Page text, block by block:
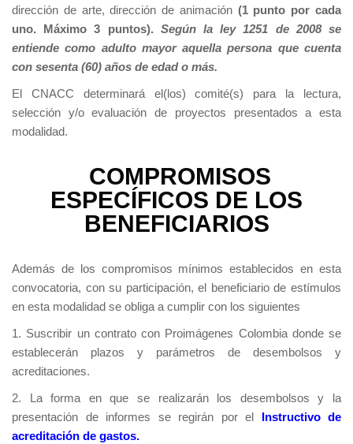
dirección de arte, dirección de animación(1 punto por cada
uno. Máximo 3 puntos). Según la ley 1251 de 2008 se
entiende como adulto mayor aquella persona que cuenta
con sesenta (60) años de edad o más.
El CNACC determinará el(los) comité(s) para la lectura,
selección y/o evaluación de proyectos presentados a esta
modalidad.
COMPROMISOS
ESPECÍFICOS DE LOS
BENEFICIARIOS
Además de los compromisos mínimos establecidos en esta
convocatoria, con su participación, el beneficiario de estímulos
en esta modalidad se obliga a cumplir con los siguientes
1. Suscribir un contrato con Proimágenes Colombia donde se
establecerán plazos y parámetros de desembolsos y
acreditaciones.
2. La forma en que se realizarán los desembolsos y la
presentación de informes se regirán por el Instructivo de
acreditación de gastos.